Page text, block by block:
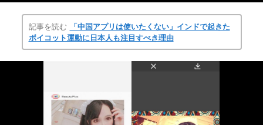
記事を読む
「中国アプリは使いたくない」インドで起きた
ボイコット運動に日本人も注目すべき理由